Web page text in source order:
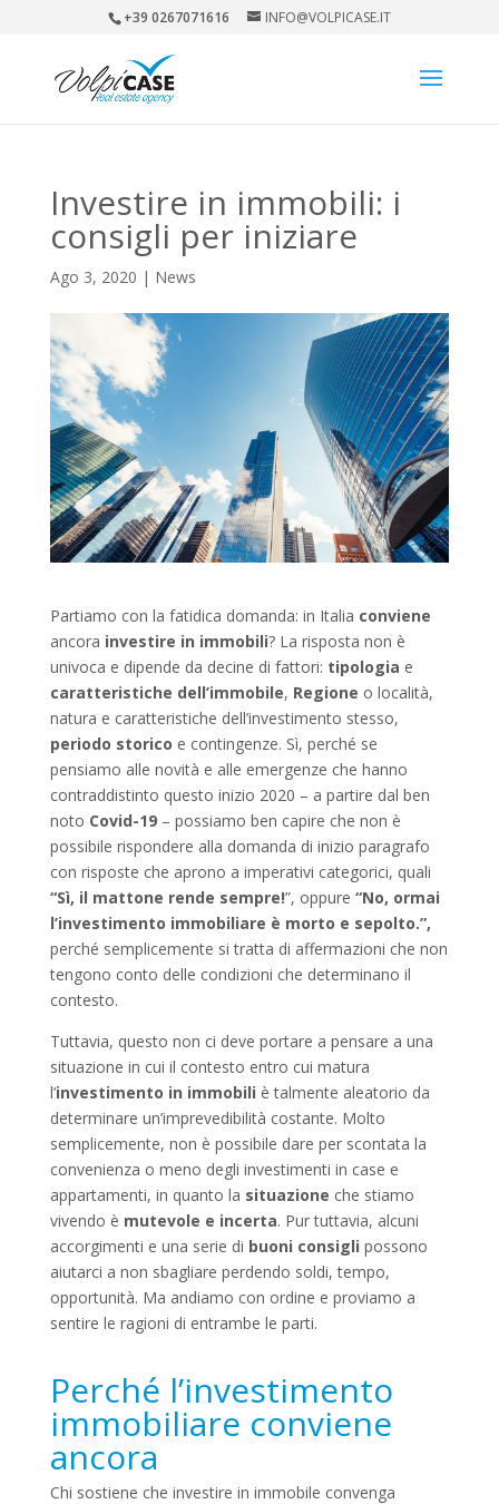
+39 0267071616 INFO@VOLPICASE.IT
Investire in immobili: i
consigli per iniziare
Ago 3, 2020 | News
Partiamo con la fatidica domanda: in Italia conviene
ancora investire in immobili? La risposta non è
univoca e dipende da decine di fattori: tipologia e
caratteristiche dell’immobile, Regione o località,
natura e caratteristiche dell’investimento stesso,
periodo storico e contingenze. Sì, perché se
pensiamo alle novità e alle emergenze che hanno
contraddistinto questo inizio 2020 – a partire dal ben
noto Covid-19– possiamo ben capire che non è
possibile rispondere alla domanda di inizio paragrafo
con risposte che aprono a imperativi categorici, quali
“Sì, il mattone rende sempre!”, oppure “No, ormai
l’investimento immobiliare è morto e sepolto.”,
perché semplicemente si tratta di affermazioni che non
tengono conto delle condizioni che determinano il
contesto.
Tuttavia, questo non ci deve portare a pensare a una
situazione in cui il contesto entro cui matura
l’investimento in immobili è talmente aleatorio da
determinare un’imprevedibilità costante. Molto
semplicemente, non è possibile dare per scontata la
convenienza o meno degli investimenti in case e
appartamenti, in quanto la situazione che stiamo
vivendo è mutevole e incerta. Pur tuttavia, alcuni
accorgimenti e una serie di buoni consigli possono
aiutarci a non sbagliare perdendo soldi, tempo,
opportunità. Ma andiamo con ordine e proviamo a
sentire le ragioni di entrambe le parti.
Perché l’investimento
immobiliare conviene
ancora
Chi sostiene che investire in immobile convenga